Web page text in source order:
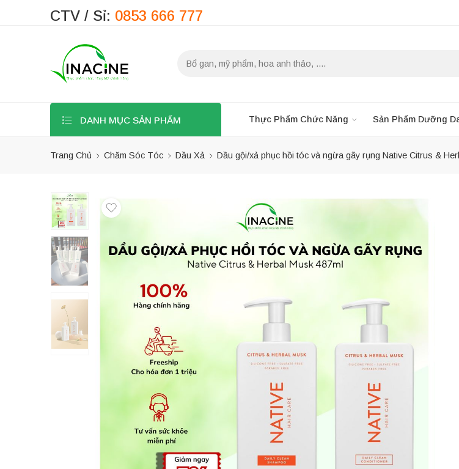
CTV / Sỉ: 0853 666 777
DANH MỤC SẢN PHẨM Thực Phẩm Chức Năng Sản Phẩm Dưỡng
Trang Chủ Chăm Sóc Tóc Dầu Xả Dầu gội/xả phục hồi tóc và ngừa gãy rụng Native Citrus &